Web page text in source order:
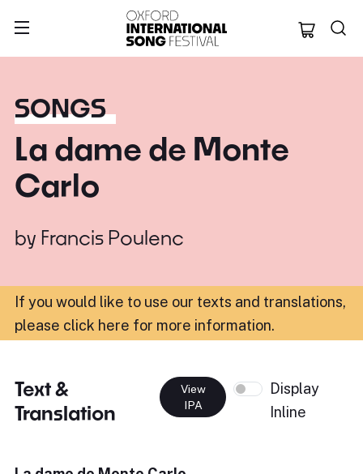
Oxford
SONGS
La dame de Monte
Carlo
by Francis Poulenc
If you would like to use our texts and translations,
please click here for more information.
Text &
Translation
View
IPA
Display
Inline